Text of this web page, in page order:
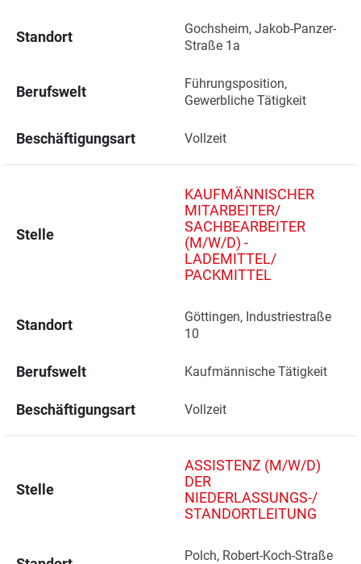
Standort
Gochsheim, Jakob-Panzer-
Straße 1a
Berufswelt
Führungsposition,
Gewerbliche Tätigkeit
Beschäftigungsart Vollzeit
Stelle
KAUFMÄNNISCHER
MITARBEITER/
SACHBEARBEITER
(M/W/D) -
LADEMITTEL/
PACKMITTEL
Standort
Göttingen, Industriestraße
10
Berufswelt Kaufmännische Tätigkeit
Beschäftigungsart Vollzeit
Stelle
ASSISTENZ (M/W/D)
DER
NIEDERLASSUNGS-/
STANDORTLEITUNG
Polch, Robert-Koch-Straße